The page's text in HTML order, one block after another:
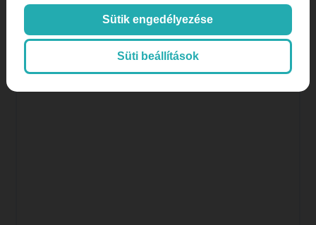
Online marketing Orvos
páciens aktivitás
páciens megtartás plasztikai sebészet
Sütik engedélyezése
Süti beállítások